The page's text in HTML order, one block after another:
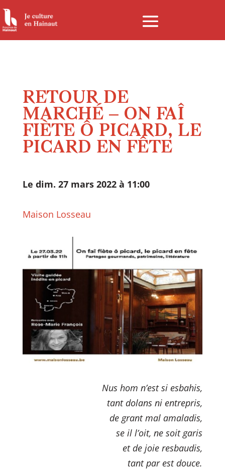
Panneau de gestion des cookies
RETOUR DE
MARCHÉ – ON FAÎ
FIÈTE Ô PICARD, LE
PICARD EN FÊTE
Le dim. 27 mars 2022 à 11:00
Maison Losseau
Nus hom n’est si esbahis,
tant dolans ni entrepris,
de grant mal amaladis,
se il l’oit, ne soit garis
et de joie resbaudis,
tant par est douce.